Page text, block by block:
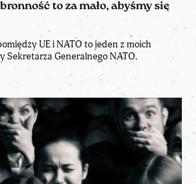
to za mało, abyśmy się
UE i NATO to jeden z moich
Sekretarza Generalnego NATO.